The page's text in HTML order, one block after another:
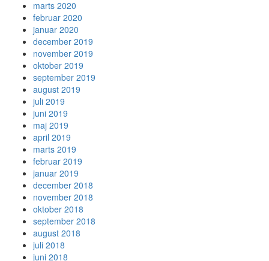
marts 2020
februar 2020
januar 2020
december 2019
november 2019
oktober 2019
september 2019
august 2019
juli 2019
juni 2019
maj 2019
april 2019
marts 2019
februar 2019
januar 2019
december 2018
november 2018
oktober 2018
september 2018
august 2018
juli 2018
juni 2018